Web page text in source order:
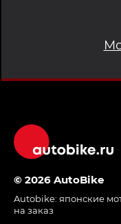
© 2026 AutoBike
Autobike: японские
на заказ